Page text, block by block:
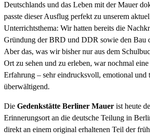
Deutschlands und das Leben mit der Mauer
passte dieser Ausflug perfekt zu unserem
Unterrichtsthema: Wir hatten bereits die
Gründung der BRD und DDR sowie den Bau
Aber das, was wir bisher nur aus dem
Ort zu sehen und zu erleben, war nochmal eine
Erfahrung – sehr eindrucksvoll, emotional und
überwältigend.
Die Gedenkstätte Berliner Mauer ist heute
Erinnerungsort an die deutsche Teilung in
direkt an einem original erhaltenen Teil der